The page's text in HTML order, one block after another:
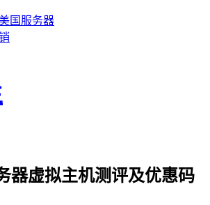
国服务器
器虚拟主机测评及优惠码